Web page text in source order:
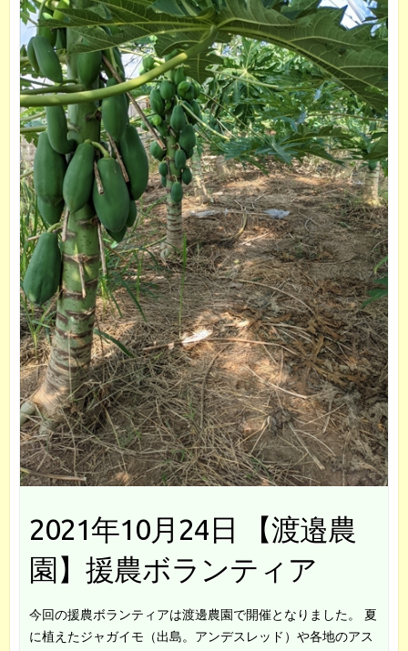
2021年10月24日 【渡邉農
園】援農ボランティア
今回の援農ボランティアは渡邊農園で開催となりました。 夏
に植えたジャガイモ（出島。アンデスレッド）や各地のアス